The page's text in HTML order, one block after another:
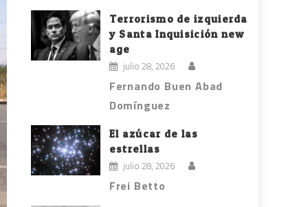
Terrorismo de izquierda
y Santa Inquisición new
age
julio 28, 2026
Fernando Buen Abad
Domínguez
El azúcar de las
estrellas
julio 28, 2026
Frei Betto